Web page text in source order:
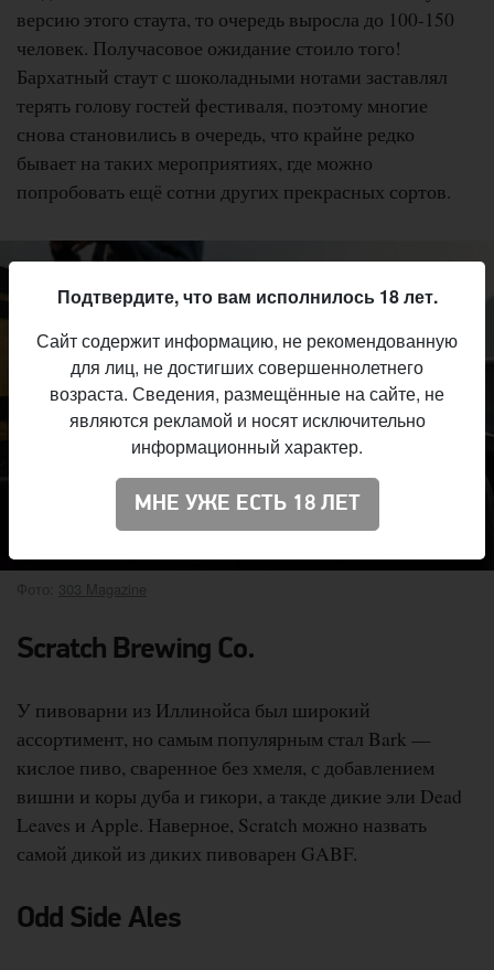
версию этого стаута, то очередь выросла до 100-150
человек. Получасовое ожидание стоило того!
Бархатный стаут с шоколадными нотами заставлял
терять голову гостей фестиваля, поэтому многие
снова становились в очередь, что крайне редко
бывает на таких мероприятиях, где можно
попробовать ещё сотни других прекрасных сортов.
Фото: 303 Magazine
Scratch Brewing Co.
У пивоварни из Иллинойса был широкий
ассортимент, но самым популярным стал Bark —
кислое пиво, сваренное без хмеля, с добавлением
вишни и коры дуба и гикори, а такде дикие эли Dead
Leaves и Apple. Наверное, Scratch можно назвать
самой дикой из диких пивоварен GABF.
Odd Side Ales
Подтвердите, что вам исполнилось 18 лет.
Сайт содержит информацию, не рекомендованную
для лиц, не достигших совершеннолетнего
возраста. Сведения, размещённые на сайте, не
являются рекламой и носят исключительно
информационный характер.
МНЕ УЖЕ ЕСТЬ 18 ЛЕТ